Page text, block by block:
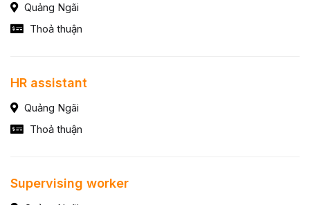
Quảng Ngãi
Thoả thuận
HR assistant
Quảng Ngãi
Thoả thuận
Supervising worker